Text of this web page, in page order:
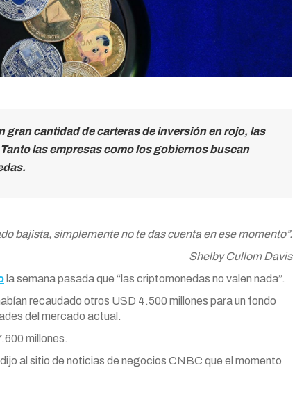
gran cantidad de carteras de inversión en rojo, las
las empresas como los gobiernos buscan
bajista, simplemente no te das cuenta en ese momento”.
Shelby Cullom Davis
la semana pasada que “las criptomonedas no valen nada”.
recaudado otros USD 4.500 millones para un fondo
del mercado actual.
millones.
al sitio de noticias de negocios CNBC que el momento